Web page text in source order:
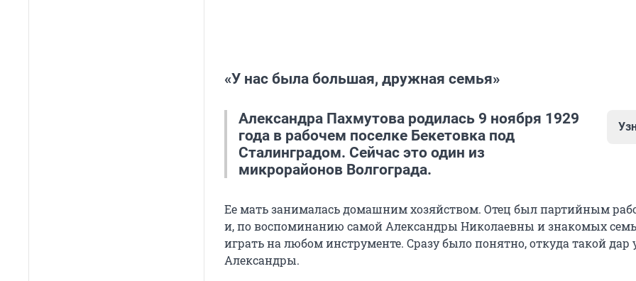
«У нас была большая, дружная семья»
Александра Пахмутова родилась 9 ноября 1929
года в рабочем поселке Бекетовка под
Сталинградом. Сейчас это один из
микрорайонов Волгограда.
А несколькими веками ранее жил дворянин Никита Бекетов, имя
носит поселок. Сейчас же от былого величия и исторического
что осталось. На некоторых домах разбиты стекла, кругом разруха,
одного из скверов недостает бюста Пушкина.
Ее мать занималась домашним хозяйством. Отец был партийным
и, по воспоминанию самой Александры Николаевны и знакомых
играть на любом инструменте. Сразу было понятно, откуда такой дар
Александры.